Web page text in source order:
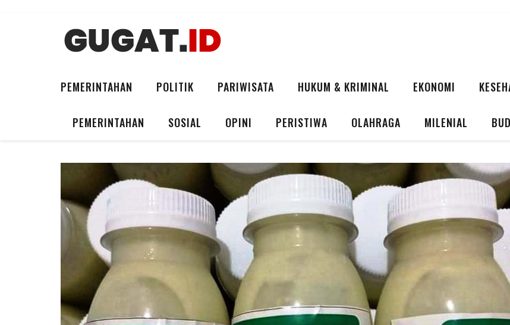
PEMERINTAHAN POLITIK PARIWISATA HUKUM & KRIMINAL EKONOMI
PEMERINTAHAN SOSIAL OPINI PERISTIWA OLAHRAGA MILENIAL